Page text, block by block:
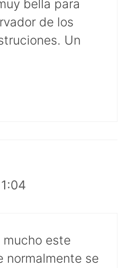
bella para
de los
Un
este
normalmente se